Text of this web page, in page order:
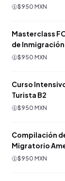
$950 MXN
Masterclass
de Inmigración
$950 MXN
Curso
Turista B2
$950 MXN
Compilación
Migratorio
$950 MXN